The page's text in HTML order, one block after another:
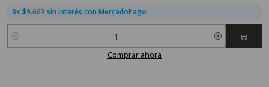
3x $9.663 sin interés con MercadoPago
Cantidad
Comprar ahora